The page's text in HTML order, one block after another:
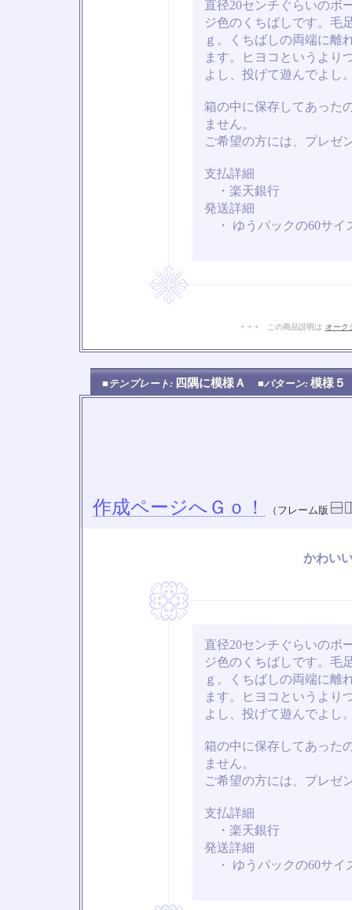
直径20センチぐらいのボ
ジ色のくちばしです。毛
ｇ。くちばしの両端に離
ます。ヒヨコというより
よし、投げて遊んでよし
箱の中に保存してあった
ません。
ご希望の方には、プレゼ
支払詳細
・楽天銀行
発送詳細
・ ゆうパックの60サイ
+ + + この商品説明は オーク
■テンプレート: 四隅に模様Ａ ■パターン: 模様
作成ページへＧｏ！ （フレーム版
かわい
直径20センチぐらいのボ
ジ色のくちばしです。毛
ｇ。くちばしの両端に離
ます。ヒヨコというより
よし、投げて遊んでよし
箱の中に保存してあった
ません。
ご希望の方には、プレゼ
支払詳細
・楽天銀行
発送詳細
・ ゆうパックの60サイ